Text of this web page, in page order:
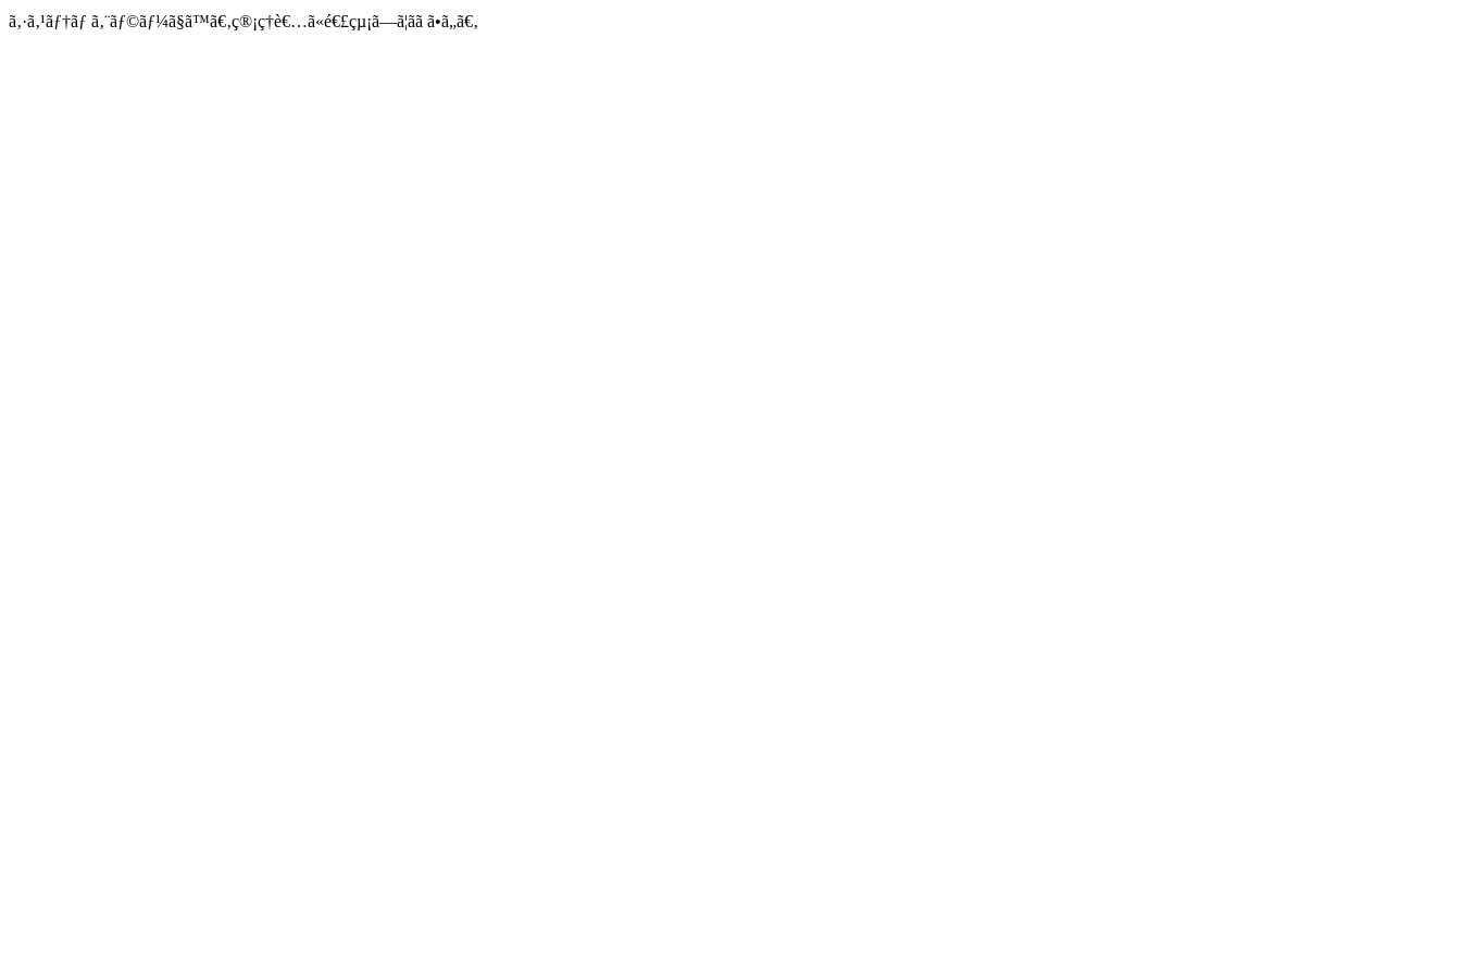
ã‚·ã‚¹ãƒ†ãƒ ã‚¨ãƒ©ãƒ¼ã§ã™ã€‚ç®¡ç†è€…ã«é€£çµ¡ã—ã¦ãã ã•ã„ã€‚